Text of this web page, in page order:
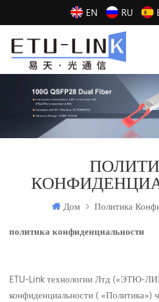
EN RU
Дом Политика
политика конфиденциальности
ETU-Link технологии Лтд («ЭТЮ-
конфиденциальности ( «Политика»)